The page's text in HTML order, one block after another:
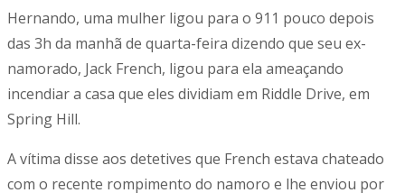
Hernando, uma mulher ligou para o 911 pouco depois
das 3h da manhã de quarta-feira dizendo que seu ex-
namorado, Jack French, ligou para ela ameaçando
incendiar a casa que eles dividiam em Riddle Drive, em
Spring Hill.
A vítima disse aos detetives que French estava chateado
com o recente rompimento do namoro e lhe enviou por